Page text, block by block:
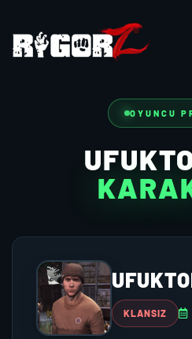
OYUNCU
KLANSIZ